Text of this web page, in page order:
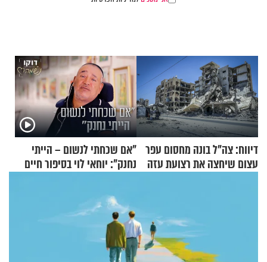
דיווח: צה"ל בונה מחסום עפר
עצום שיחצה את רצועת עזה
"אם שכחתי לנשום – הייתי
נחנק": יוחאי לוי בסיפור חיים